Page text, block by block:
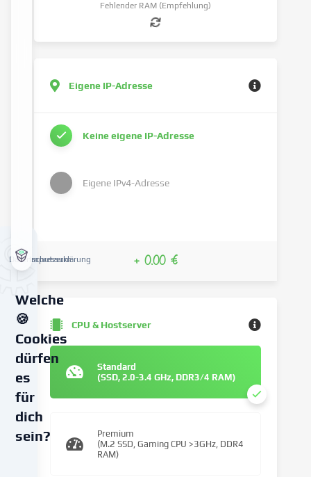
Fehlender RAM (Empfehlung)
Eigene IP-Adresse
Keine eigene IP-Adresse
Eigene IPv4-Adresse
+ 0.00 €
CPU & Hostserver
Standard
(SSD, 2.0-3.4 GHz, DDR3/4 RAM)
Premium
(M.2 SSD, Gaming CPU >3GHz, DDR4
RAM)
Datenschutzerklärung
Impressum
Welche
🍪
Cookies
dürfen
es
für
dich
sein?